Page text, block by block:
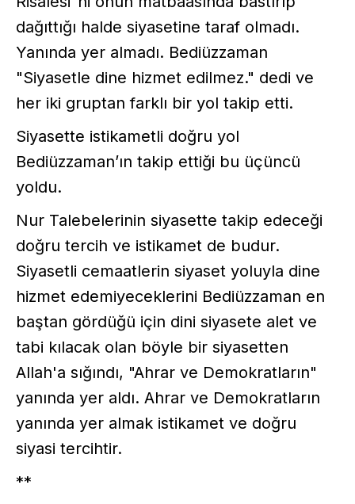
dağıttığı halde siyasetine taraf olmadı.
Yanında yer almadı. Bediüzzaman
"Siyasetle dine hizmet edilmez." dedi ve
her iki gruptan farklı bir yol takip etti.
Siyasette istikametli doğru yol
Bediüzzaman’ın takip ettiği bu üçüncü
yoldu.
Nur Talebelerinin siyasette takip edeceği
doğru tercih ve istikamet de budur.
Siyasetli cemaatlerin siyaset yoluyla dine
hizmet edemiyeceklerini Bediüzzaman en
baştan gördüğü için dini siyasete alet ve
tabi kılacak olan böyle bir siyasetten
Allah'a sığındı, "Ahrar ve Demokratların"
yanında yer aldı. Ahrar ve Demokratların
yanında yer almak istikamet ve doğru
siyasi tercihtir.
**